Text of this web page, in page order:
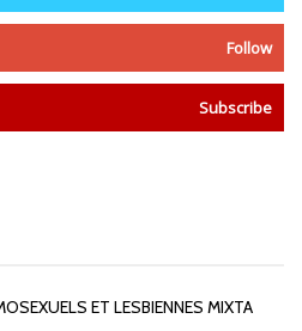
Follow
Subscribe
ET LESBIENNES MIXTA